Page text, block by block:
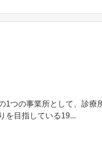
1つの事業所として、診療
を目指している19...